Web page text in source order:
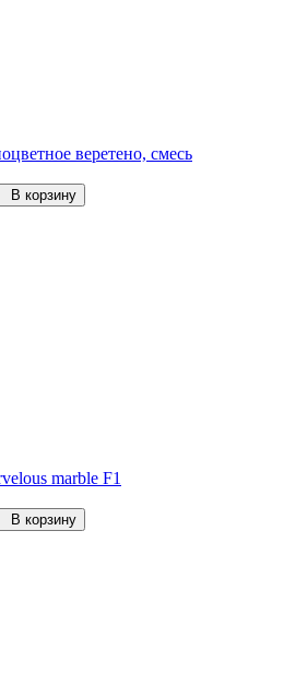
веретено, смесь
В корзину
marble F1
В корзину